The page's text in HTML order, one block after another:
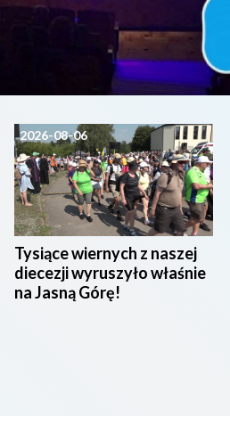
2026-08-06
Tysiące wiernych z naszej
diecezji wyruszyło właśnie
na Jasną Górę!